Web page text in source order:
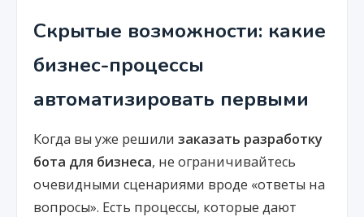
Скрытые возможности: какие
бизнес-процессы
автоматизировать первыми
Когда вы уже решили заказать разработку
бота для бизнеса, не ограничивайтесь
очевидными сценариями вроде «ответы на
вопросы». Есть процессы, которые дают